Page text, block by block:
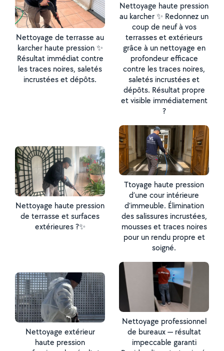
Nettoyage de terrasse au
karcher haute pression ✨
Résultat immédiat contre
les traces noires, saletés
incrustées et dépôts.
Nettoyage haute pression
au karcher ✨ Redonnez un
coup de neuf à vos
terrasses et extérieurs
grâce à un nettoyage en
profondeur efficace
contre les traces noires,
saletés incrustées et
dépôts. Résultat propre
et visible immédiatement
?
Nettoyage haute pression
de terrasse et surfaces
extérieures ?✨
Ttoyage haute pression
d’une cour intérieure
d’immeuble. Élimination
des salissures incrustées,
mousses et traces noires
pour un rendu propre et
soigné.
Nettoyage extérieur
haute pression
Nettoyage professionnel
de bureaux — résultat
impeccable garanti